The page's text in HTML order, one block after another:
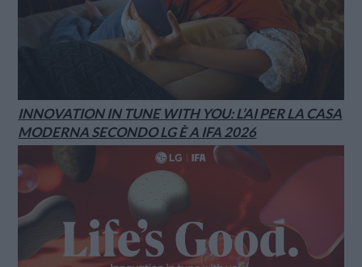
INNOVATION IN TUNE WITH YOU: L’AI PER LA CASA
MODERNA SECONDO LG È A IFA 2026